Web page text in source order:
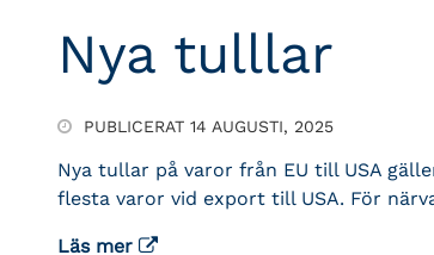
Nya tulllar
PUBLICERAT 14 AUGUSTI, 2025
Nya tullar på varor från EU till USA
flesta varor vid export till USA. För
Läs mer